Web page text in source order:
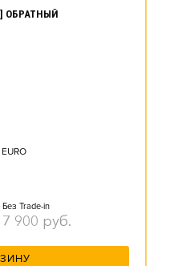
ОБРАТНЫЙ
Без Trade-in
7 900 руб.